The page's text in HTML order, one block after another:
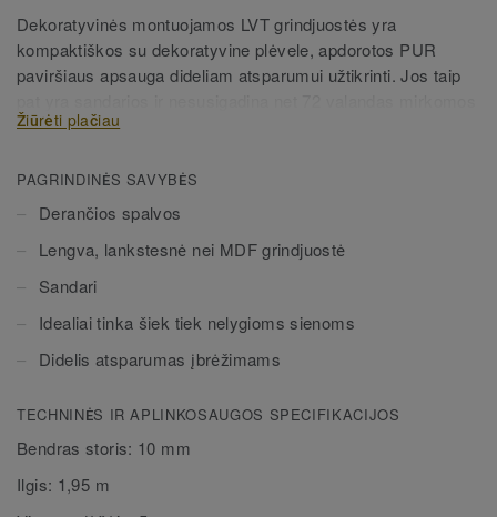
Dekoratyvinės montuojamos LVT grindjuostės yra
kompaktiškos su dekoratyvine plėvele, apdorotos PUR
paviršiaus apsauga dideliam atsparumui užtikrinti. Jos taip
vandenyje. Gali būti dviejų aukščių – 60 mm ir 80 mm
pilnai apdailai užtikrinti. Dekoratyvinės montuojamos
grindjuostės dera su visomis LVT grindimis (Glue-Down,
Click ir Loose-Lay).
Žiūrėti plačiau
PAGRINDINĖS SAVYBĖS
Derančios spalvos
Lengva, lankstesnė nei MDF grindjuostė
Sandari
Idealiai tinka šiek tiek nelygioms sienoms
Didelis atsparumas įbrėžimams
TECHNINĖS IR APLINKOSAUGOS SPECIFIKACIJOS
Bendras storis: 10 mm
Ilgis: 1,95 m